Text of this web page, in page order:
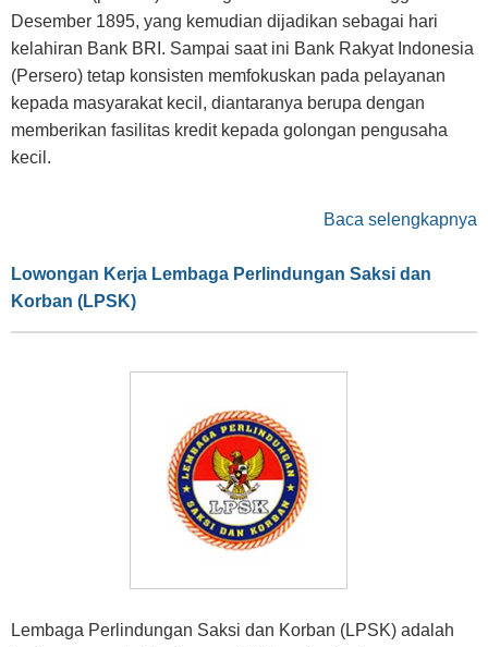
Desember 1895, yang kemudian dijadikan sebagai hari
kelahiran Bank BRI. Sampai saat ini Bank Rakyat Indonesia
(Persero) tetap konsisten memfokuskan pada pelayanan
kepada masyarakat kecil, diantaranya berupa dengan
memberikan fasilitas kredit kepada golongan pengusaha
kecil.
Baca selengkapnya
Lowongan Kerja Lembaga Perlindungan Saksi dan
Korban (LPSK)
Lembaga Perlindungan Saksi dan Korban (LPSK) adalah